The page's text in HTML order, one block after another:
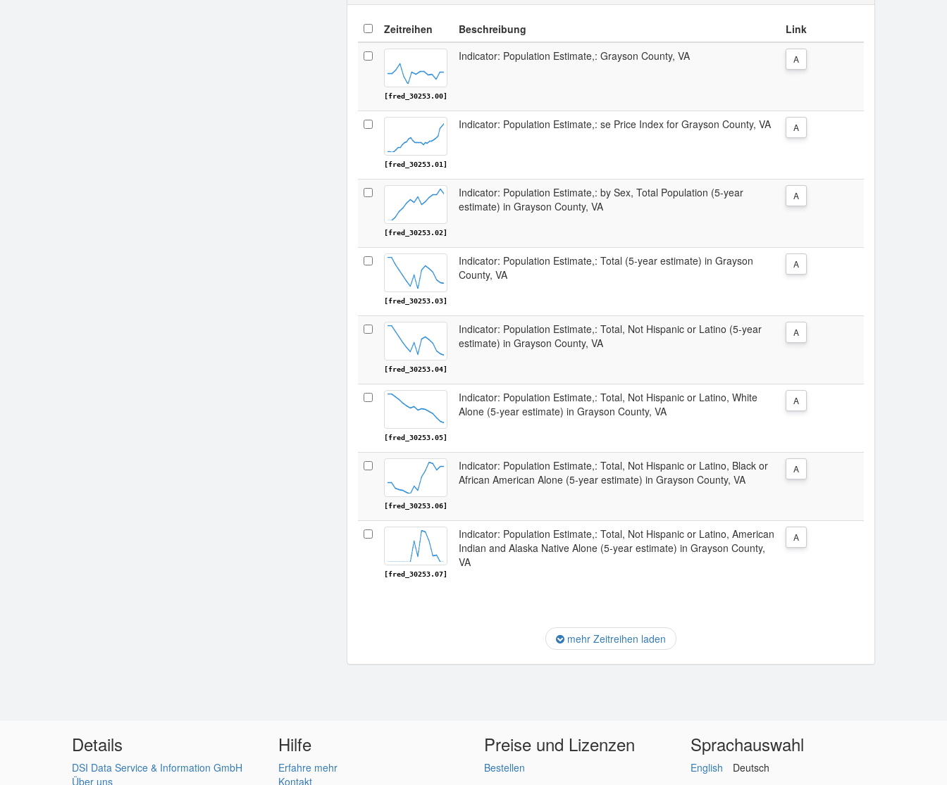
Zeitreihen Beschreibung Link
[fred_30253.00]
Indicator: Population Estimate,: Grayson County, VA A
[fred_30253.01]
Indicator: Population Estimate,: se Price Index for Grayson County, VA A
[fred_30253.02]
Indicator: Population Estimate,: by Sex, Total Population (5-year
estimate) in Grayson County, VA
A
[fred_30253.03]
Indicator: Population Estimate,: Total (5-year estimate) in Grayson
County, VA
A
[fred_30253.04]
Indicator: Population Estimate,: Total, Not Hispanic or Latino (5-year
estimate) in Grayson County, VA
A
[fred_30253.05]
Indicator: Population Estimate,: Total, Not Hispanic or Latino, White
Alone (5-year estimate) in Grayson County, VA
A
[fred_30253.06]
Indicator: Population Estimate,: Total, Not Hispanic or Latino, Black or
African American Alone (5-year estimate) in Grayson County, VA
A
[fred_30253.07]
Indicator: Population Estimate,: Total, Not Hispanic or Latino, American
Indian and Alaska Native Alone (5-year estimate) in Grayson County,
VA
A
mehr Zeitreihen laden
Details
DSI Data Service & Information GmbH
Über uns
Hilfe
Erfahre mehr
Kontakt
Preise und Lizenzen
Bestellen
Sprachauswahl
English Deutsch